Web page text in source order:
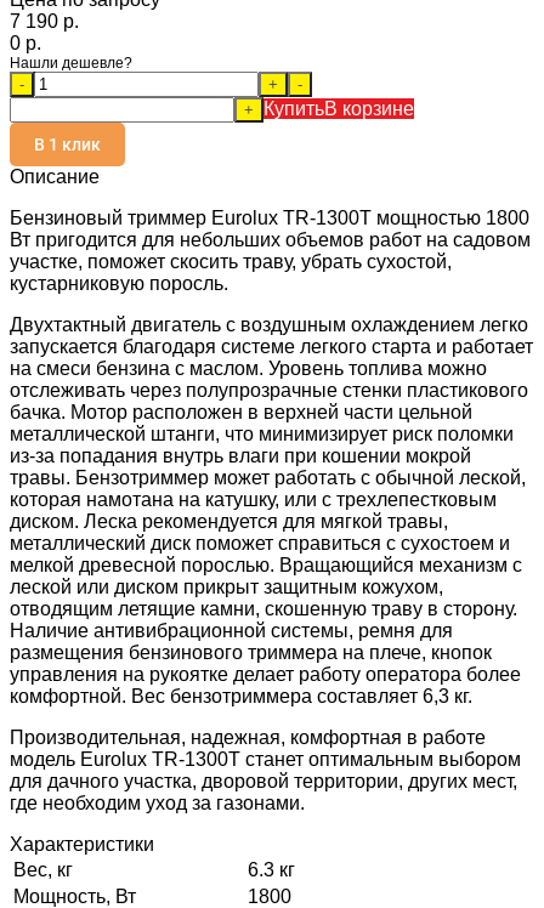
7 190 p.
0 p.
Нашли дешевле?
- +
-
+
КупитьВ корзине
В 1 клик
Описание
Бензиновый триммер Eurolux TR-1300T мощностью 1800
Вт пригодится для небольших объемов работ на садовом
участке, поможет скосить траву, убрать сухостой,
кустарниковую поросль.
Двухтактный двигатель с воздушным охлаждением легко
запускается благодаря системе легкого старта и работает
на смеси бензина с маслом. Уровень топлива можно
отслеживать через полупрозрачные стенки пластикового
бачка. Мотор расположен в верхней части цельной
металлической штанги, что минимизирует риск поломки
из-за попадания внутрь влаги при кошении мокрой
травы. Бензотриммер может работать с обычной леской,
которая намотана на катушку, или с трехлепестковым
диском. Леска рекомендуется для мягкой травы,
металлический диск поможет справиться с сухостоем и
мелкой древесной порослью. Вращающийся механизм с
леской или диском прикрыт защитным кожухом,
отводящим летящие камни, скошенную траву в сторону.
Наличие антивибрационной системы, ремня для
размещения бензинового триммера на плече, кнопок
управления на рукоятке делает работу оператора более
комфортной. Вес бензотриммера составляет 6,3 кг.
Производительная, надежная, комфортная в работе
модель Eurolux TR-1300T станет оптимальным выбором
для дачного участка, дворовой территории, других мест,
где необходим уход за газонами.
Характеристики
Вес, кг
6.3 кг
Мощность, Вт
1800